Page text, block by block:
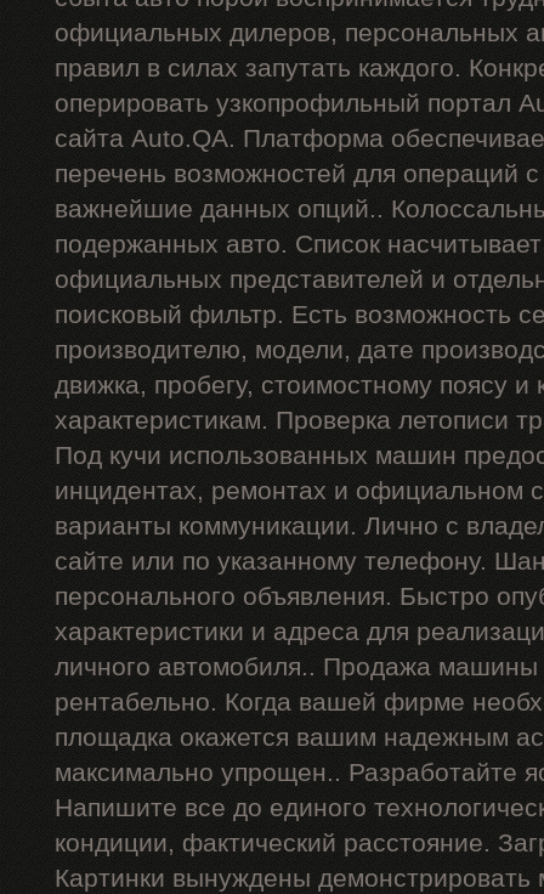
официальных дилеров, персональных
правил в силах запутать каждого.
оперировать узкопрофильный портал
сайта Auto.QA. Платформа
перечень возможностей для операций
важнейшие данных опций..
подержанных авто. Список
официальных представителей и
поисковый фильтр. Есть возможность
производителю, модели, дате
движка, пробегу, стоимостному поясу и
характеристикам. Проверка летописи
Под кучи использованных машин
инцидентах, ремонтах и официальном
варианты коммуникации. Лично с
сайте или по указанному телефону.
персонального объявления. Быстро
характеристики и адреса для
личного автомобиля.. Продажа машины
рентабельно. Когда вашей фирме
площадка окажется вашим надежным
максимально упрощен.. Разработайте
Напишите все до единого
кондиции, фактический расстояние.
Картинки вынуждены